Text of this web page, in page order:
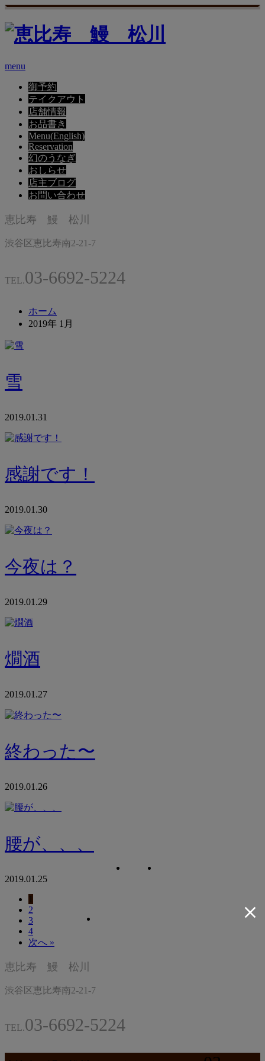
menu
御予約
テイクアウト
店舗情報
お品書き
Menu(English)
Reservation
幻のうなぎ
おしらせ
店主ブログ
お問い合わせ
恵比寿 鰻 松川
渋谷区恵比寿南2-21-7
TEL.03-6692-5224
ホーム
2019年 1月
雪
2019.01.31
感謝です！
2019.01.30
今夜は？
2019.01.29
燗酒
2019.01.27
終わった〜
2019.01.26
腰が、、、
2019.01.25
1
2
3
4
次へ »
恵比寿 鰻 松川
渋谷区恵比寿南2-21-7
TEL.03-6692-5224